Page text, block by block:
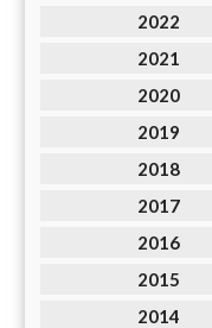
2022
2021
2020
2019
2018
2017
2016
2015
2014